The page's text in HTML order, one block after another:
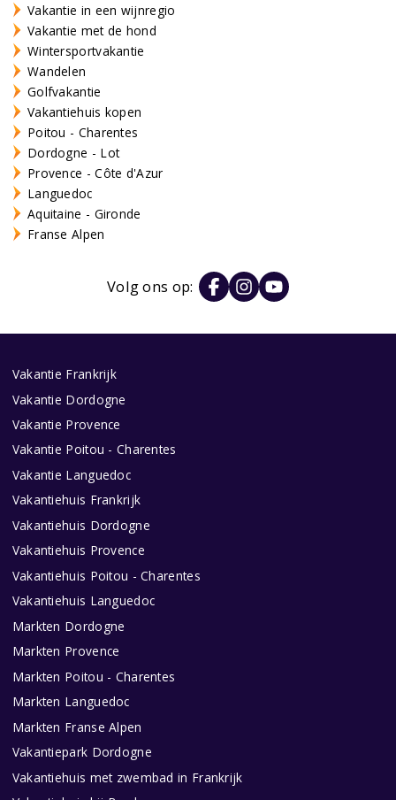
Vakantie in een wijnregio
Vakantie met de hond
Wintersportvakantie
Wandelen
Golfvakantie
Vakantiehuis kopen
Poitou - Charentes
Dordogne - Lot
Provence - Côte d'Azur
Languedoc
Aquitaine - Gironde
Franse Alpen
Volg ons op:
Vakantie Frankrijk
Vakantie Dordogne
Vakantie Provence
Vakantie Poitou - Charentes
Vakantie Languedoc
Vakantiehuis Frankrijk
Vakantiehuis Dordogne
Vakantiehuis Provence
Vakantiehuis Poitou - Charentes
Vakantiehuis Languedoc
Markten Dordogne
Markten Provence
Markten Poitou - Charentes
Markten Languedoc
Markten Franse Alpen
Vakantiepark Dordogne
Vakantiehuis met zwembad in Frankrijk